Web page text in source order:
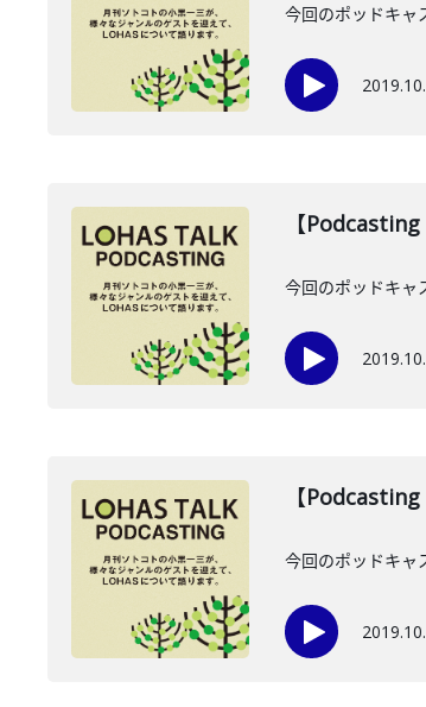
今回のポッドキャ
【
今回のポッドキャ
【
今回のポッドキャ